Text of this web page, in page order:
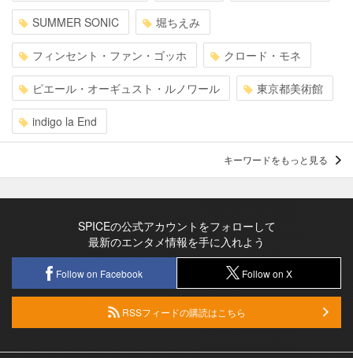
SUMMER SONIC 堀ちえみ
フィンセント・ファン・ゴッホ クロード・モネ
ピエール・オーギュスト・ルノワール 東京都美術館
indigo la End
キーワードをもっと見る
SPICEの公式アカウントをフォローして
最新のエンタメ情報を手に入れよう
Follow on Facebook Follow on X
RSSフィードの購読はこちら